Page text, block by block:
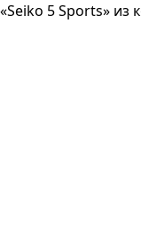
5 Sports» из